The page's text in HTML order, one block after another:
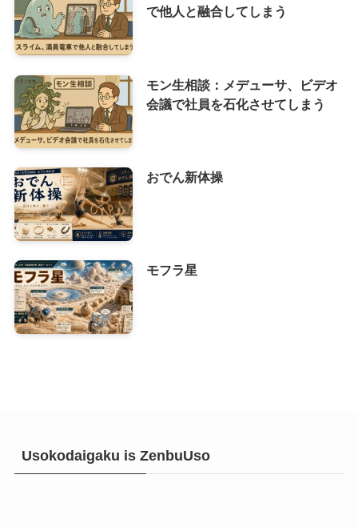
で他人と融合してしまう
モン生相談：メデューサ、ビデオ
会議で社員を石化させてしまう
おでん新体操
モフラ星
Usokodaigaku is ZenbuUso